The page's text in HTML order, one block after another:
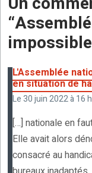
o
o
k
A
p
p
“
L'Assemblée
en situation de
Le 30 juin 2022 à 16
[…] nationale en
Elle avait alors
consacré au